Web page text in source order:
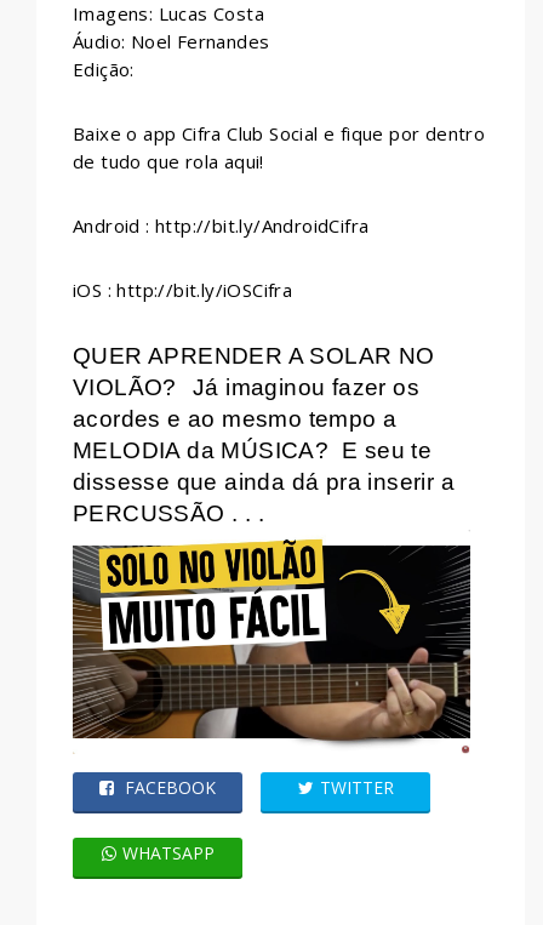
Imagens: Lucas Costa
Áudio: Noel Fernandes
Edição:
Baixe o app Cifra Club Social e fique por dentro
de tudo que rola aqui!
Android : http://bit.ly/AndroidCifra
iOS : http://bit.ly/iOSCifra
QUER APRENDER A SOLAR NO
VIOLÃO?
Já imaginou fazer os
acordes e ao mesmo tempo a
MELODIA da MÚSICA? E seu te
dissesse que ainda dá pra inserir a
PERCUSSÃO . . .
FACEBOOK TWITTER
WHATSAPP